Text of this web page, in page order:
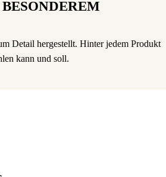
Detail hergestellt. Hinter jedem Produkt
kann und soll.